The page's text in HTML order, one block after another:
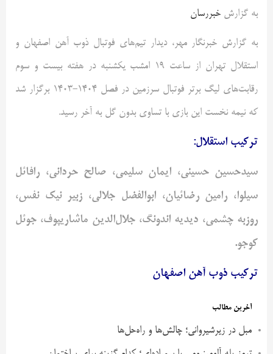
به گزارش خبررسان
به گزارش خبرنگار مهر، دیدار تیم‌های فوتبال ذوب آهن اصفهان و
استقلال تهران از ساعت ۱۹ امشب یکشنبه در هفته بیست و سوم
رقابت‌های لیگ برتر فوتبال سرزمین در فصل ۱۴۰۴-۱۴۰۳ برگزار شد
که نیمه نخست این بازی با تساوی بدون گل به آخر رسید.
ترکیب استقلال:
سیدحسین حسینی، ایمان سلیمی، صالح حردانی، رافائل
سیلوا، رامین رضائیان، ابوالفضل جلالی، زبیر نیک نفس،
روزبه چشمی، دیدیه اندونگ، جلال‌الدین ماشاریپوف، جوئل
کوجو.
ترکیب ذوب آهن اصفهان
آخرین مطالب
مبل در زیرشیروانی؛ چالش‌ها و راه‌حل‌ها